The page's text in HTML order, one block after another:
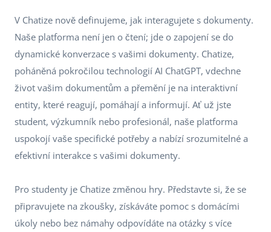
V Chatize nově definujeme, jak interagujete s dokumenty.
Naše platforma není jen o čtení; jde o zapojení se do
dynamické konverzace s vašimi dokumenty. Chatize,
poháněná pokročilou technologií AI ChatGPT, vdechne
život vašim dokumentům a přemění je na interaktivní
entity, které reagují, pomáhají a informují. Ať už jste
student, výzkumník nebo profesionál, naše platforma
uspokojí vaše specifické potřeby a nabízí srozumitelné a
efektivní interakce s vašimi dokumenty.
Pro studenty je Chatize změnou hry. Představte si, že se
připravujete na zkoušky, získáváte pomoc s domácími
úkoly nebo bez námahy odpovídáte na otázky s více